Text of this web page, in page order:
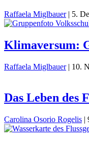
Raffaela Miglbauer 5.
Klimaversum:
Raffaela Miglbauer | 10.
Das Leben des
Carolina Osorio Rogelis |